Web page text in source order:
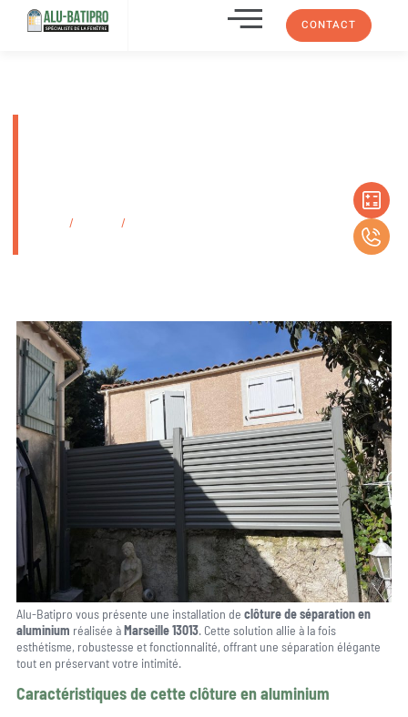
CONTACT
lames persiennes à Marseille
/ /
Installation de clôture de séparation en aluminium
Alu-Batipro vous présente une installation de clôture de séparation en
aluminium réalisée àMarseille 13013. Cette solution allie à la fois
esthétisme, robustesse et fonctionnalité, offrant une séparation élégante
tout en préservant votre intimité.
Caractéristiques de cette clôture en aluminium